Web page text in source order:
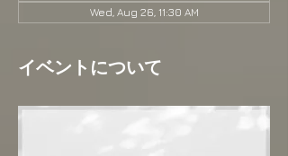
Wed, Aug 26, 11:30 AM
イベントについて